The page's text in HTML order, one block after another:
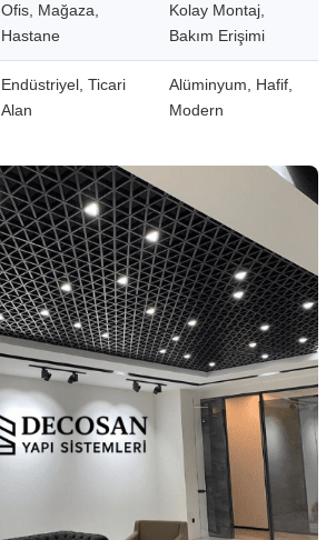
Ofis, Mağaza,
Hastane
Kolay Montaj,
Bakım Erişimi
Endüstriyel, Ticari
Alan
Alüminyum, Hafif,
Modern